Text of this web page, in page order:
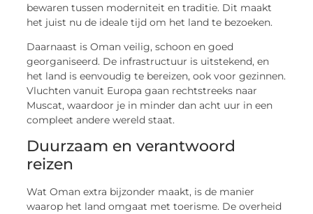
bewaren tussen moderniteit en traditie. Dit maakt
het juist nu de ideale tijd om het land te bezoeken.
Daarnaast is Oman veilig, schoon en goed
georganiseerd. De infrastructuur is uitstekend, en
het land is eenvoudig te bereizen, ook voor gezinnen.
Vluchten vanuit Europa gaan rechtstreeks naar
Muscat, waardoor je in minder dan acht uur in een
compleet andere wereld staat.
Duurzaam en verantwoord
reizen
Wat Oman extra bijzonder maakt, is de manier
waarop het land omgaat met toerisme. De overheid